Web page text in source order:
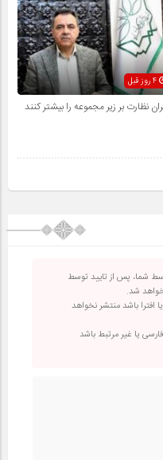
نظارت بر زیر مجموعه را بیشتر کنند
شما، پس از تایید توسط
شد.
باشد منتشر نخواهد
یا غیر مرتبط باشد